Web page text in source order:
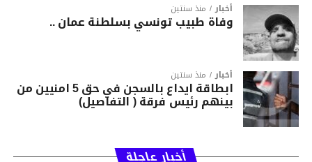
أخبار منذ سنتين
وفاة طبيب تونسي بسلطنة عمان ..
أخبار منذ سنتين
ابطاقة ايداع بالسجن في حق 5 امنيين من
بينهم رئيس فرقة ( التفاصيل)
أخبار عاجلة